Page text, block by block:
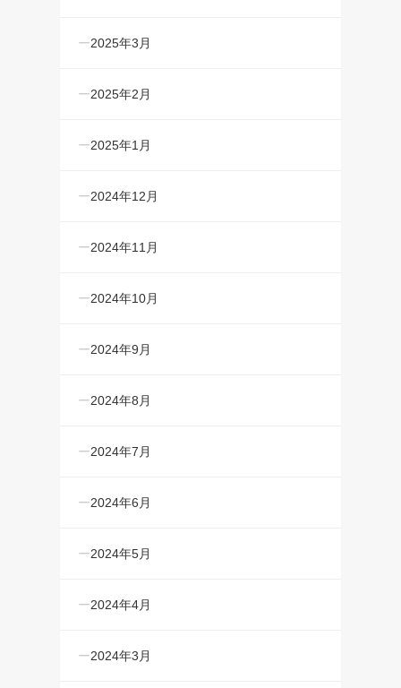
2025年3月
2025年2月
2025年1月
2024年12月
2024年11月
2024年10月
2024年9月
2024年8月
2024年7月
2024年6月
2024年5月
2024年4月
2024年3月